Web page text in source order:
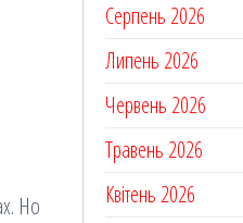
Но
Серпень 2026
Липень 2026
Червень 2026
Травень 2026
Квітень 2026